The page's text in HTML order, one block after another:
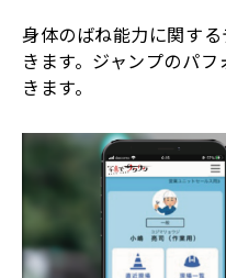
身体のばね能力に関す
きます。ジャンプのパ
きます。